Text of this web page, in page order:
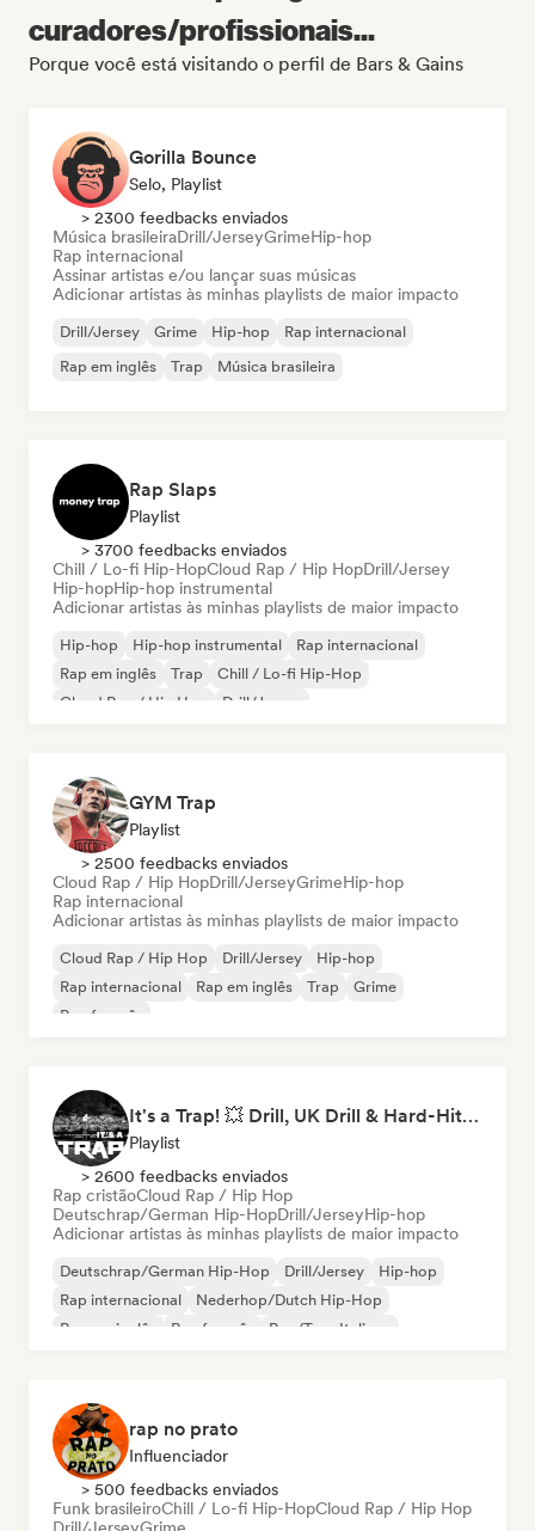
curadores/profissionais...
Porque você está visitando o perfil de Bars & Gains
Gorilla Bounce
Selo, Playlist
> 2300 feedbacks enviados
Música brasileiraDrill/JerseyGrimeHip-hop
Rap internacional
Assinar artistas e/ou lançar suas músicas
Adicionar artistas às minhas playlists de maior impacto
Drill/Jersey Grime Hip-hop
Rap internacional
Rap em inglês
Trap Música brasileira
Rap Slaps
Playlist
> 3700 feedbacks enviados
Chill / Lo-fi Hip-HopCloud Rap / Hip HopDrill/Jersey
Hip-hopHip-hop instrumental
Adicionar artistas às minhas playlists de maior impacto
Hip-hop Hip-hop instrumental
Rap internacional
Rap em inglês
Trap
Chill / Lo-fi Hip-Hop
Cloud Rap / Hip Hop
Drill/Jersey
GYM Trap
Playlist
> 2500 feedbacks enviados
Cloud Rap / Hip HopDrill/JerseyGrimeHip-hop
Rap internacional
Adicionar artistas às minhas playlists de maior impacto
Cloud Rap / Hip Hop Drill/Jersey
Hip-hop
Rap internacional
Rap em inglês Trap
Grime
Rap francês
It's a Trap! 💥 Drill, UK Drill & Hard-Hitting Trap
Playlist
> 2600 feedbacks enviados
Rap cristãoCloud Rap / Hip Hop
Deutschrap/German Hip-HopDrill/JerseyHip-hop
Adicionar artistas às minhas playlists de maior impacto
Deutschrap/German Hip-Hop Drill/Jersey
Hip-hop
Rap internacional
Nederhop/Dutch Hip-Hop
Rap em inglês
Rap francês Rap/Trap Italiano
rap no prato
Influenciador
> 500 feedbacks enviados
Funk brasileiroChill / Lo-fi Hip-HopCloud Rap / Hip Hop